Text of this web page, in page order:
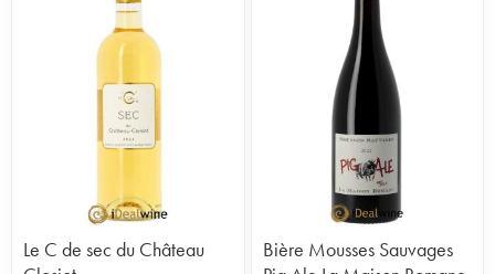
Le C de sec du Château
Bière Mousses Sauvages